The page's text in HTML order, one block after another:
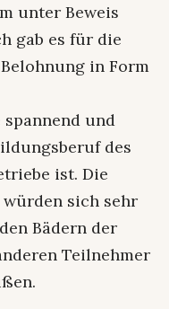
unter Beweis
gab es für die
in Form
und
des
ist. Die
sich sehr
Bädern der
Teilnehmer